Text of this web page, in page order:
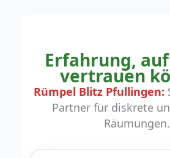
Erfahrung,
vertrauen
Rümpel Blitz Pfullingen:
Partner für diskrete
Räumungen.